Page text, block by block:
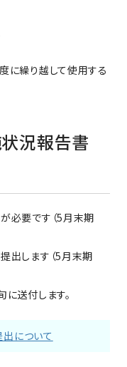
に繰り越して使用する
況報告書
必要です（5月末期
出します（5月末期
送付します。
について